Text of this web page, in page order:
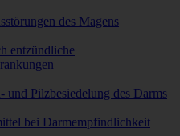
des Magens
entzündliche
und Pilzbesiedelung des Darms
bei Darmempfindlichkeit